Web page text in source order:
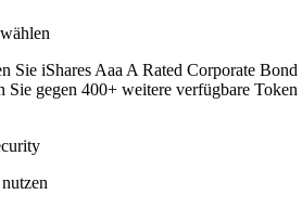
Sie iShares Aaa A Rated Corporate Bond
Sie gegen 400+ weitere verfügbare Token